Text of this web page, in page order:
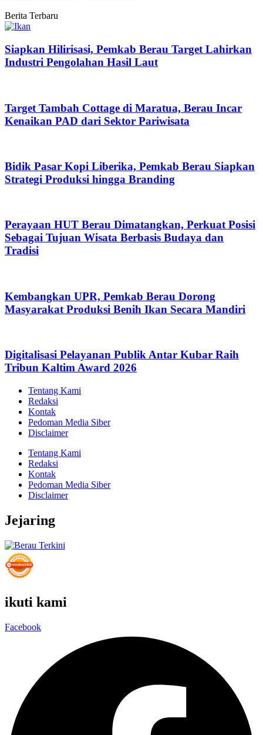
Berita Terbaru
Siapkan Hilirisasi, Pemkab Berau Target Lahirkan
Industri Pengolahan Hasil Laut
Target Tambah Cottage di Maratua, Berau Incar
Kenaikan PAD dari Sektor Pariwisata
Bidik Pasar Kopi Liberika, Pemkab Berau Siapkan
Strategi Produksi hingga Branding
Perayaan HUT Berau Dimatangkan, Perkuat Posisi
Sebagai Tujuan Wisata Berbasis Budaya dan
Tradisi
Kembangkan UPR, Pemkab Berau Dorong
Masyarakat Produksi Benih Ikan Secara Mandiri
Digitalisasi Pelayanan Publik Antar Kubar Raih
Tribun Kaltim Award 2026
Tentang Kami
Redaksi
Kontak
Pedoman Media Siber
Disclaimer
Tentang Kami
Redaksi
Kontak
Pedoman Media Siber
Disclaimer
Jejaring
ikuti kami
Facebook